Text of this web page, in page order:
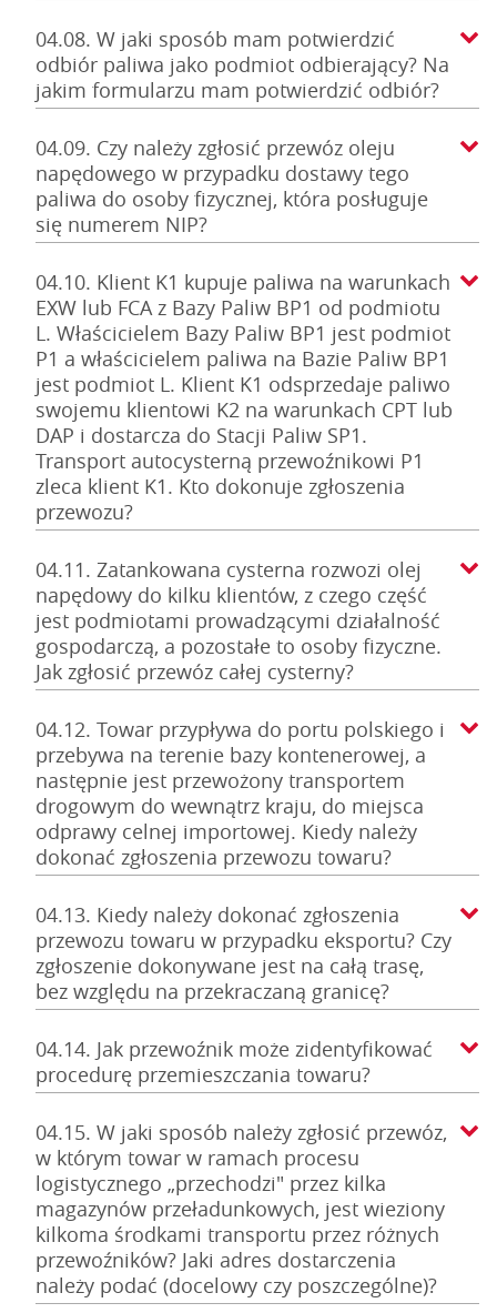
04.08. W jaki sposób mam potwierdzić
odbiór paliwa jako podmiot odbierający? Na
jakim formularzu mam potwierdzić odbiór?
04.09. Czy należy zgłosić przewóz oleju
napędowego w przypadku dostawy tego
paliwa do osoby fizycznej, która posługuje
się numerem NIP?
04.10. Klient K1 kupuje paliwa na warunkach
EXW lub FCA z Bazy Paliw BP1 od podmiotu
L. Właścicielem Bazy Paliw BP1 jest podmiot
P1 a właścicielem paliwa na Bazie Paliw BP1
jest podmiot L. Klient K1 odsprzedaje paliwo
swojemu klientowi K2 na warunkach CPT lub
DAP i dostarcza do Stacji Paliw SP1.
Transport autocysterną przewoźnikowi P1
zleca klient K1. Kto dokonuje zgłoszenia
przewozu?
04.11. Zatankowana cysterna rozwozi olej
napędowy do kilku klientów, z czego część
jest podmiotami prowadzącymi działalność
gospodarczą, a pozostałe to osoby fizyczne.
Jak zgłosić przewóz całej cysterny?
04.12. Towar przypływa do portu polskiego i
przebywa na terenie bazy kontenerowej, a
następnie jest przewożony transportem
drogowym do wewnątrz kraju, do miejsca
odprawy celnej importowej. Kiedy należy
dokonać zgłoszenia przewozu towaru?
04.13. Kiedy należy dokonać zgłoszenia
przewozu towaru w przypadku eksportu? Czy
zgłoszenie dokonywane jest na całą trasę,
bez względu na przekraczaną granicę?
04.14. Jak przewoźnik może zidentyfikować
procedurę przemieszczania towaru?
04.15. W jaki sposób należy zgłosić przewóz,
w którym towar w ramach procesu
logistycznego „przechodzi" przez kilka
magazynów przeładunkowych, jest wieziony
kilkoma środkami transportu przez różnych
przewoźników? Jaki adres dostarczenia
należy podać (docelowy czy poszczególne)?